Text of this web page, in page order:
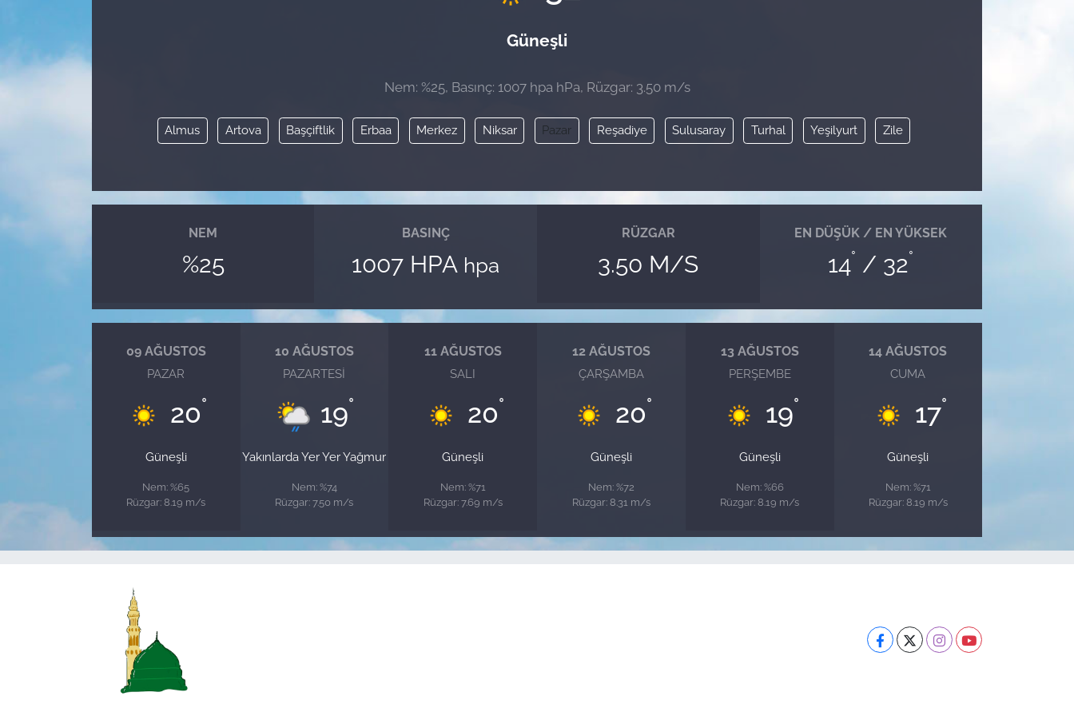
Güneşli
Nem: %25, Basınç: 1007 hpa hPa, Rüzgar: 3.50 m/s
Almus Artova Başçiftlik Erbaa Merkez Niksar Pazar Reşadiye Sulusaray Turhal Yeşilyurt Zile
NEM
%25
BASINÇ
1007 HPA hpa
RÜZGAR
3.50 M/S
EN DÜŞÜK / EN YÜKSEK
14° / 32°
09 AĞUSTOS
PAZAR
20°
Güneşli
Nem: %65
Rüzgar: 8.19 m/s
10 AĞUSTOS
PAZARTESI
19°
Yakınlarda Yer Yer Yağmur
Nem: %74
Rüzgar: 7.50 m/s
11 AĞUSTOS
SALI
20°
Güneşli
Nem: %71
Rüzgar: 7.69 m/s
12 AĞUSTOS
ÇARŞAMBA
20°
Güneşli
Nem: %72
Rüzgar: 8.31 m/s
13 AĞUSTOS
PERŞEMBE
19°
Güneşli
Nem: %66
Rüzgar: 8.19 m/s
14 AĞUSTOS
CUMA
17°
Güneşli
Nem: %71
Rüzgar: 8.19 m/s